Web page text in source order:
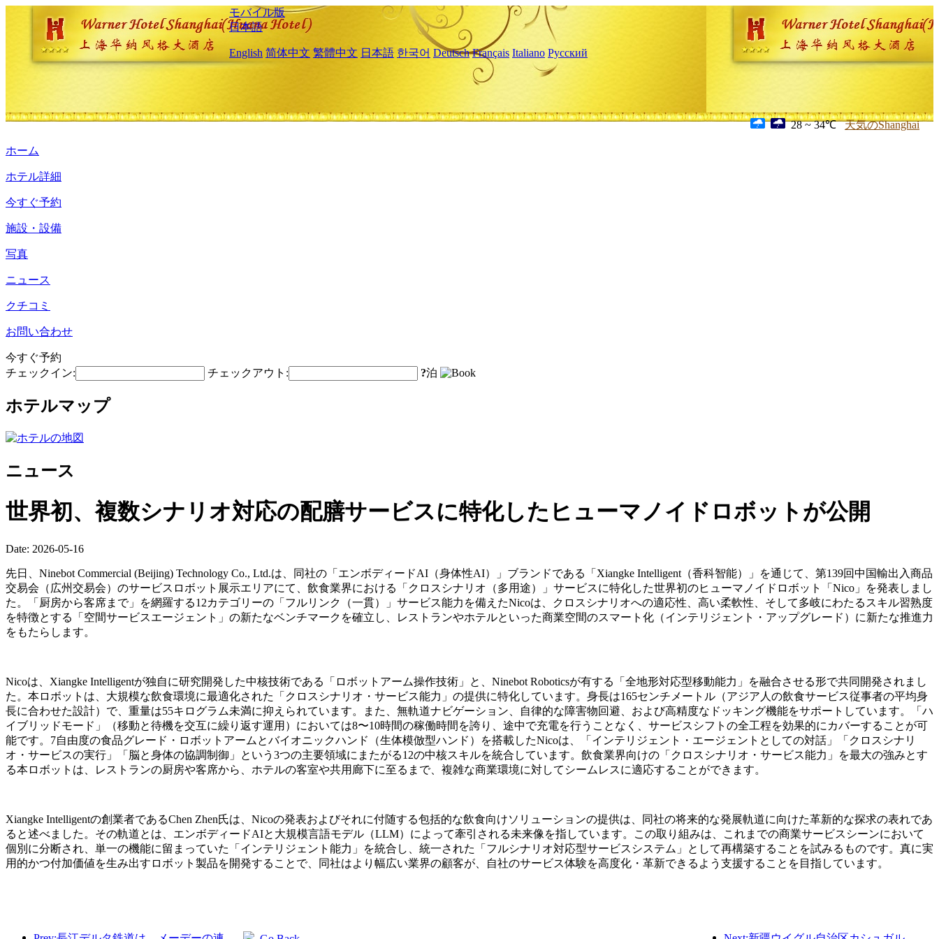
モバイル版
日本語
English 简体中文 繁體中文 日本語 한국어 Deutsch Français Italiano Русский
28 ~ 34℃ 天気のShanghai
ホーム
ホテル詳細
今すぐ予約
施設・設備
写真
ニュース
クチコミ
お問い合わせ
今すぐ予約
チェックイン:
チェックアウト: ?泊
ホテルマップ
ニュース
世界初、複数シナリオ対応の配膳サービスに特化したヒューマノイドロボットが公開
Date: 2026-05-16
先日、Ninebot Commercial (Beijing) Technology Co., Ltd.は、同社の「エンボディードAI（身体性AI）」ブランドである「Xiangke Intelligent（香科智能）」を通じて、第139回中国輸出入商品
交易会（広州交易会）のサービスロボット展示エリアにて、飲食業界における「クロスシナリオ（多用途）」サービスに特化した世界初のヒューマノイドロボット「Nico」を発表しまし
た。「厨房から客席まで」を網羅する12カテゴリーの「フルリンク（一貫）」サービス能力を備えたNicoは、クロスシナリオへの適応性、高い柔軟性、そして多岐にわたるスキル習熟度
を特徴とする「空間サービスエージェント」の新たなベンチマークを確立し、レストランやホテルといった商業空間のスマート化（インテリジェント・アップグレード）に新たな推進力
をもたらします。
Nicoは、Xiangke Intelligentが独自に研究開発した中核技術である「ロボットアーム操作技術」と、Ninebot Roboticsが有する「全地形対応型移動能力」を融合させる形で共同開発されまし
た。本ロボットは、大規模な飲食環境に最適化された「クロスシナリオ・サービス能力」の提供に特化しています。身長は165センチメートル（アジア人の飲食サービス従事者の平均身
長に合わせた設計）で、重量は55キログラム未満に抑えられています。また、無軌道ナビゲーション、自律的な障害物回避、および高精度なドッキング機能をサポートしています。「ハ
イブリッドモード」（移動と待機を交互に繰り返す運用）においては8〜10時間の稼働時間を誇り、途中で充電を行うことなく、サービスシフトの全工程を効果的にカバーすることが可
能です。7自由度の食品グレード・ロボットアームとバイオニックハンド（生体模倣型ハンド）を搭載したNicoは、「インテリジェント・エージェントとしての対話」「クロスシナリ
オ・サービスの実行」「脳と身体の協調制御」という3つの主要領域にまたがる12の中核スキルを統合しています。飲食業界向けの「クロスシナリオ・サービス能力」を最大の強みとす
る本ロボットは、レストランの厨房や客席から、ホテルの客室や共用廊下に至るまで、複雑な商業環境に対してシームレスに適応することができます。
Xiangke Intelligentの創業者であるChen Zhen氏は、Nicoの発表およびそれに付随する包括的な飲食向けソリューションの提供は、同社の将来的な発展軌道に向けた革新的な探求の表れであ
ると述べました。その軌道とは、エンボディードAIと大規模言語モデル（LLM）によって牽引される未来像を指しています。この取り組みは、これまでの商業サービスシーンにおいて
個別に分断され、単一の機能に留まっていた「インテリジェント能力」を統合し、統一された「フルシナリオ対応型サービスシステム」として再構築することを試みるものです。真に実
用的かつ付加価値を生み出すロボット製品を開発することで、同社はより幅広い業界の顧客が、自社のサービス体験を高度化・革新できるよう支援することを目指しています。